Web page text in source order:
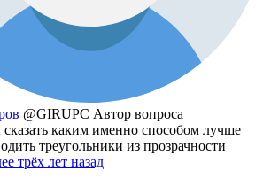
@GIRUPC Автор вопроса
каким именно способом лучше
треугольники из прозрачности
трёх лет назад